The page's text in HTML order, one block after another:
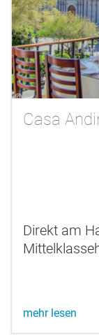
Casa
Direkt am
mehr lesen